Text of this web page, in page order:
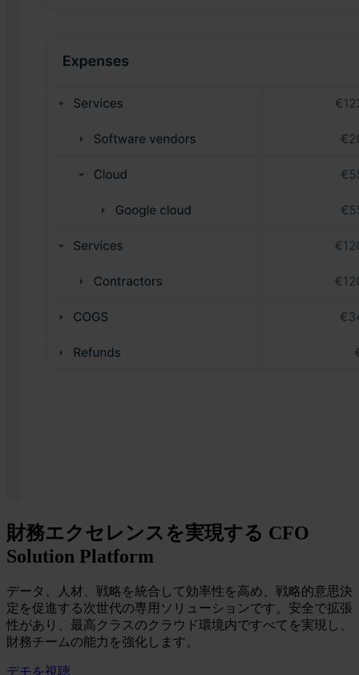
財務エクセレンスを実現する CFO
Solution Platform
データ、人材、戦略を統合して効率性を高め、戦略的意思決
定を促進する次世代の専用ソリューションです。安全で拡張
性があり、最高クラスのクラウド環境内ですべてを実現し、
財務チームの能力を強化します。
デモを視聴